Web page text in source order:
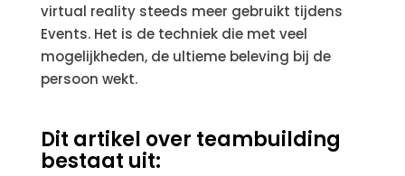
virtual reality steeds meer gebruikt tijdens
Events. Het is de techniek die met veel
mogelijkheden, de ultieme beleving bij de
persoon wekt.
Dit artikel over teambuilding
bestaat uit: